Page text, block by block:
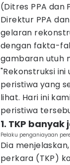
(Ditres PPA dan
Direktur PPA
gelaran
dengan fakta-
gambaran utuh
"Rekonstruksi
peristiwa yang
lihat. Hari ini
peristiwa
1. TKP
Pelaku penganiayaan
Dia
perkara (TKP)